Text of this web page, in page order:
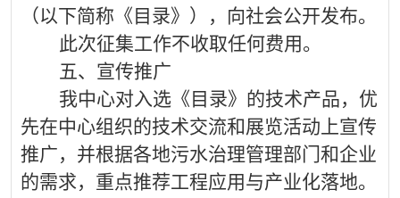
（以下简称《目录》），向社会公开发布。
此次征集工作不收取任何费用。
五、宣传推广
我中心对入选《目录》的技术产品，优
先在中心组织的技术交流和展览活动上宣传
推广，并根据各地污水治理管理部门和企业
的需求，重点推荐工程应用与产业化落地。